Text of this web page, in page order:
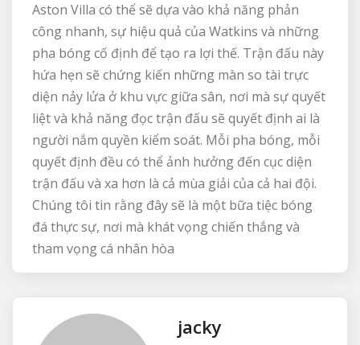
Aston Villa có thể sẽ dựa vào khả năng phản
công nhanh, sự hiệu quả của Watkins và những
pha bóng cố định để tạo ra lợi thế. Trận đấu này
hứa hẹn sẽ chứng kiến những màn so tài trực
diện nảy lửa ở khu vực giữa sân, nơi mà sự quyết
liệt và khả năng đọc trận đấu sẽ quyết định ai là
người nắm quyền kiểm soát. Mỗi pha bóng, mỗi
quyết định đều có thể ảnh hưởng đến cục diện
trận đấu và xa hơn là cả mùa giải của cả hai đội.
Chúng tôi tin rằng đây sẽ là một bữa tiệc bóng
đá thực sự, nơi mà khát vọng chiến thắng và
tham vọng cá nhân hòa
jacky